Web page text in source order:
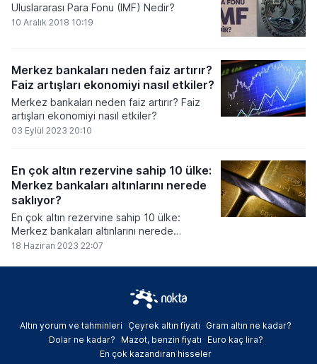
Uluslararası Para Fonu (IMF) Nedir?
10 Aralık 2018 10:19
Merkez bankaları neden faiz artırır?
Faiz artışları ekonomiyi nasıl etkiler?
Merkez bankaları neden faiz artırır? Faiz
artışları ekonomiyi nasıl etkiler?
03 Eylül 2023 20:10
En çok altın rezervine sahip 10 ülke:
Merkez bankaları altınlarını nerede
saklıyor?
En çok altın rezervine sahip 10 ülke:
Merkez bankaları altınlarını nerede
saklıyor?
18 Haziran 2023 22:07
Altın yorum ve tahminleri Çeyrek altın fiyatı
Gram altın ne kadar?
Dolar ne kadar?
Mazot, benzin fiyatı
Euro kaç lira?
En çok kazandıran hisseler